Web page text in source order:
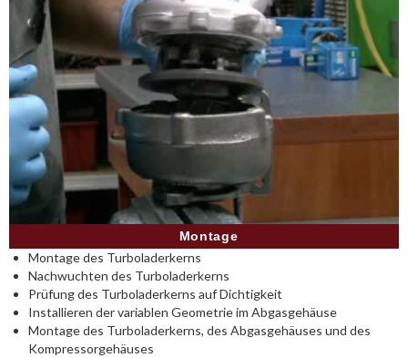
Montage
Montage des Turboladerkerns
Nachwuchten des Turboladerkerns
Prüfung des Turboladerkerns auf Dichtigkeit
Installieren der variablen Geometrie im Abgasgehäuse
Montage des Turboladerkerns, des Abgasgehäuses und des
Kompressorgehäuses